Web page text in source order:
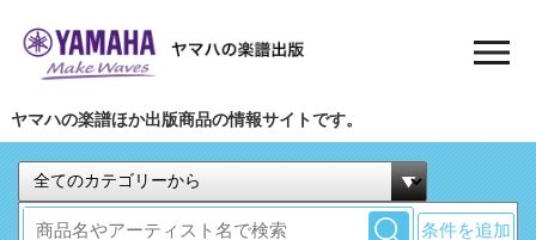
ヤマハの楽譜ほか出版商品の情報サイトです。
条件を追加